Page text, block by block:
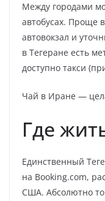
Между городами
автобусах. Проще
автовокзал и
в Тегеране есть
доступно такси
Чай в Иране —
Где
Единственный
на Booking.com,
США. Абсолютно